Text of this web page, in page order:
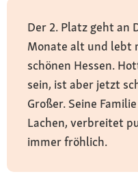
Der 2. Platz geht an
Monate alt und lebt
schönen Hessen.
sein, ist aber jetzt
Großer. Seine
Lachen, verbreitet
immer fröhlich.